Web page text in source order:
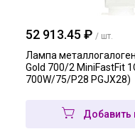
52 913.45 ₽ / шт.
Лампа
Gold 700/2 MiniFastFit
700W/75/P28 PGJX28)
Добавить